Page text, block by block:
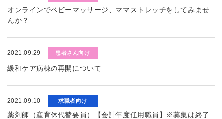
オンラインでベビーマッサージ、ママストレッチをしてみませ
んか？
2021.09.29 患者さん向け
緩和ケア病棟の再開について
2021.09.10 求職者向け
薬剤師（産育休代替要員）【会計年度任用職員】※募集は終了